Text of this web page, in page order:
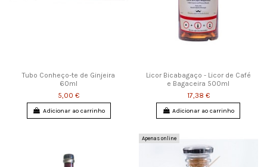
Tubo Conheço-te de Ginjeira
60ml
5,00 €
Adicionar ao carrinho
Licor Bicabagaço - Licor de Café
e Bagaceira 500ml
17,38 €
Adicionar ao carrinho
Apenas online